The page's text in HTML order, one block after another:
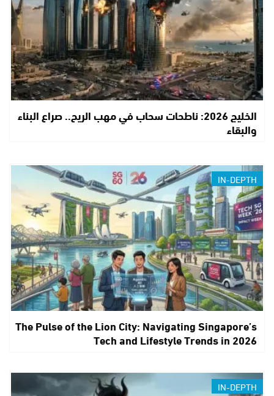
الخليج 2026: ناطحات سحاب في مهب الريح.. صراع البناء
والبقاء
IN-DEPTH
The Pulse of the Lion City: Navigating Singapore’s
Tech and Lifestyle Trends in 2026
IN-DEPTH